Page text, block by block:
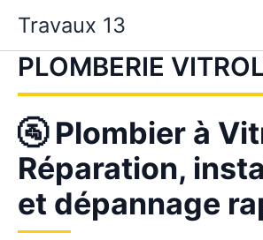
contenu
Travaux 13
PLOMBERIE
🚰 Plombier à
Réparation,
et dépannage